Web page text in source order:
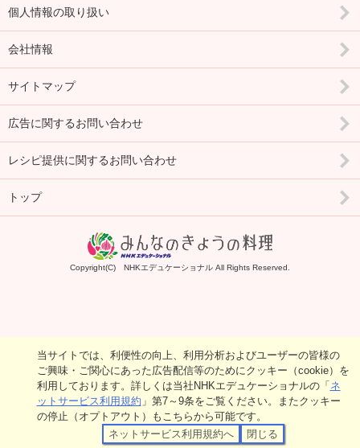
個人情報の取り扱い
会社情報
サイトマップ
広告に関するお問い合わせ
レシピ提供に関するお問い合わせ
トップ
Copyright(C) NHKエデュケーショナル All Rights Reserved.
当サイトでは、利便性の向上、利用分析およびユーザーの皆様の
ご興味・ご関心にあった広告配信等のためにクッキー（cookie）を
利用しております。詳しくは当社NHKエデュケーショナルの「ネ
ットサービス利用規約 」第7～9条をご覧ください。またクッキー
の停止（オプトアウト）もこちらから可能です。
ネットサービス利用規約へ
閉じる